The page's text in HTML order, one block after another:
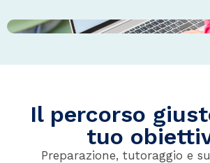
Il percorso
tuo
Preparazione, tutoraggio e